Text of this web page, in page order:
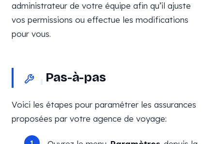
administrateur de votre équipe afin qu’il ajuste
vos permissions ou effectue les modifications
pour vous.
Pas-à-pas
Voici les étapes pour paramétrer les assurances
proposées par votre agence de voyage: